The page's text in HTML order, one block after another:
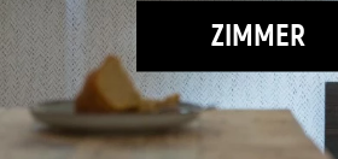
ZIMMER